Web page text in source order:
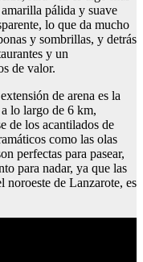
pálida y suave
lo que da mucho
y sombrillas, y detrás
y un
de valor.
de arena es la
lo largo de 6 km,
de los acantilados de
como las olas
perfectas para pasear,
para nadar, ya que las
noroeste de Lanzarote, es